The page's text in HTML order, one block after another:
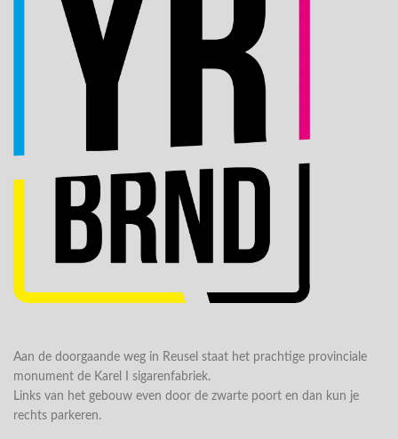
Aan de doorgaande weg in Reusel staat het prachtige provinciale
monument de Karel I sigarenfabriek.
Links van het gebouw even door de zwarte poort en dan kun je
rechts parkeren.